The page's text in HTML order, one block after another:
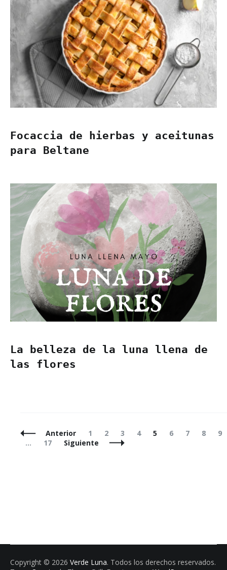
Focaccia de hierbas y aceitunas
para Beltane
La belleza de la luna llena de
las flores
Navegación
de
Anterior Página
1 Página
2 Página
3 Página
4 Página
5 Página
6 Página
7 Página
8
9
…
Página
17 Siguiente
Copyright © 2026 Verde Luna. Todos los derechos reservados.